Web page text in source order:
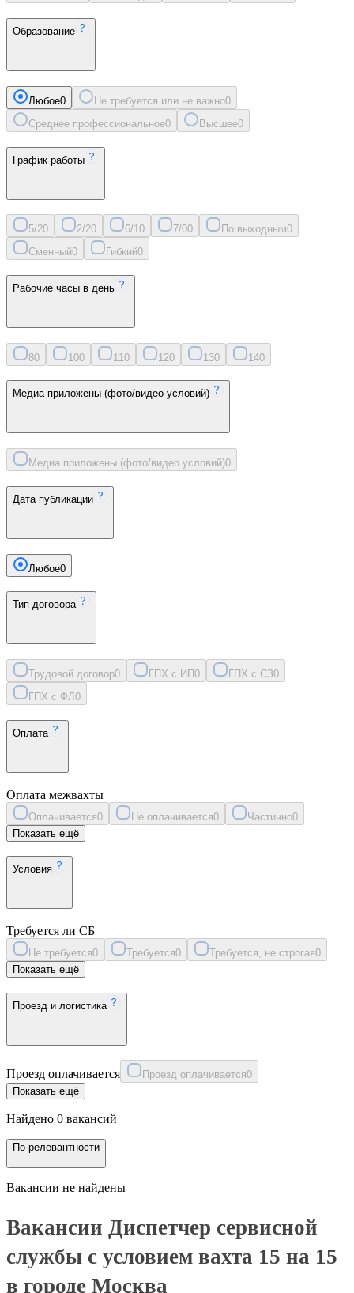
Образование
Любое0 Не требуется или не важно0
Среднее профессиональное0 Высшее0
График работы
5/20 2/20 6/10 7/00 По выходным0
Сменный0 Гибкий0
Рабочие часы в день
80 100 11 0 120 130 140
Медиа приложены (фото/видео условий)
Медиа приложены (фото/видео условий)0
Дата публикации
Любое0
Тип договора
Трудовой договор0 ГПХ с ИП0 ГПХ с СЗ0
ГПХ с ФЛ 0
Оплата
Оплата межвахты
Оплачивается0 Не оплачивается0 Частично0
Показать ещё
Условия
Требуется ли СБ
Не требуется0 Требуется0 Требуется, не строгая0
Показать ещё
Проезд и логистика
Проезд оплачивается Проезд оплачивается0
Показать ещё
Найдено 0 вакансий
По релевантности
Вакансии не найдены
Вакансии Диспетчер сервисной
службы с условием вахта 15 на 15
в городе Москва